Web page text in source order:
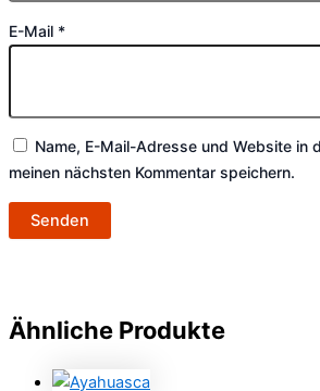
E-Mail *
Name, E-Mail-Adresse und Website in
meinen nächsten Kommentar speichern.
Ähnliche Produkte